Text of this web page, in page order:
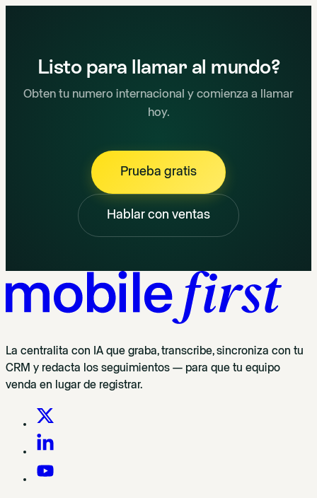
Listo para llamar al mundo?
Obten tu numero internacional y comienza a llamar
hoy.
Prueba gratis
Hablar con ventas
La centralita con IA que graba, transcribe, sincroniza con tu
CRM y redacta los seguimientos — para que tu equipo
venda en lugar de registrar.